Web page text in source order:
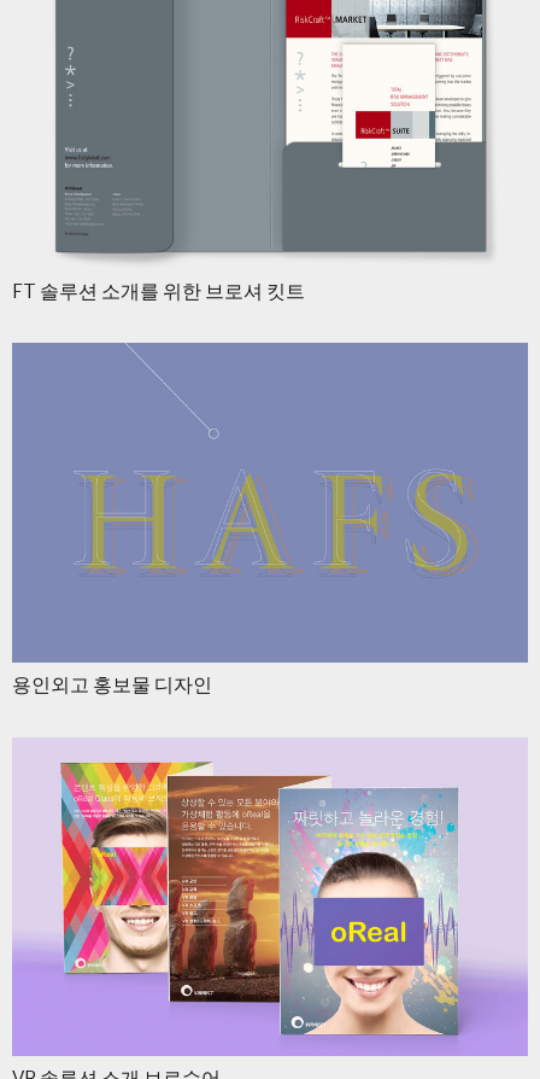
FT 솔루션 소개를 위한 브로셔 킷트
용인외고 홍보물 디자인